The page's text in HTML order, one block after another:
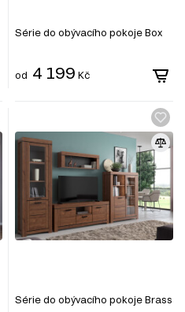
Série do obývacího pokoje Box
od 4 199 Kč
Série do obývacího pokoje Brass